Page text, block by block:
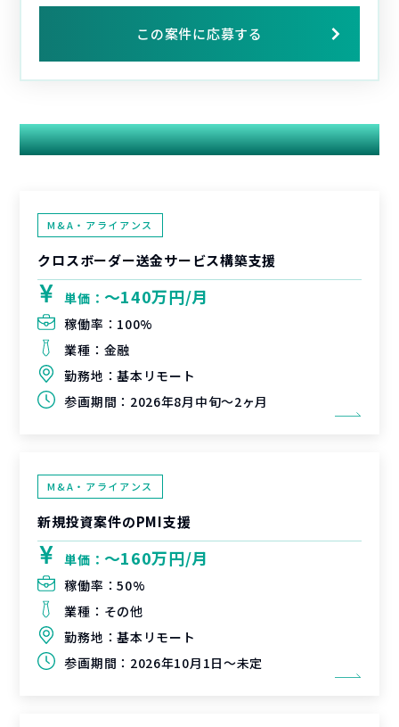
この案件に応募する
関連する案件
M&A・アライアンス
クロスボーダー送金サービス構築支援
単価： 〜140万円/月
稼働率： 100%
業種： 金融
勤務地：基本リモート
参画期間： 2026年8月中旬～2ヶ月
M&A・アライアンス
新規投資案件のPMI支援
単価： 〜160万円/月
稼働率：50%
業種： その他
勤務地：基本リモート
参画期間： 2026年10月1日～未定